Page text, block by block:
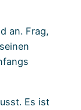
an. Frag,
Es ist